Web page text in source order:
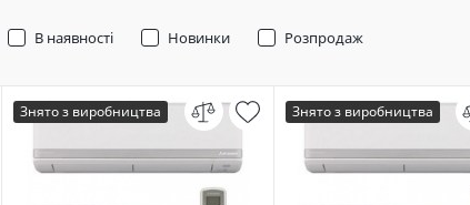
В наявності Новинки Розпродаж
Знято з виробництва Знято з виробництва